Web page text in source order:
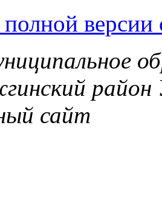
версии
район
сайт